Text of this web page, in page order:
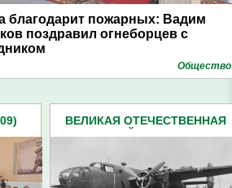
благодарит пожарных: Вадим
поздравил огнеборцев с
Общество
ВЕЛИКАЯ ОТЕЧЕСТВЕННАЯ